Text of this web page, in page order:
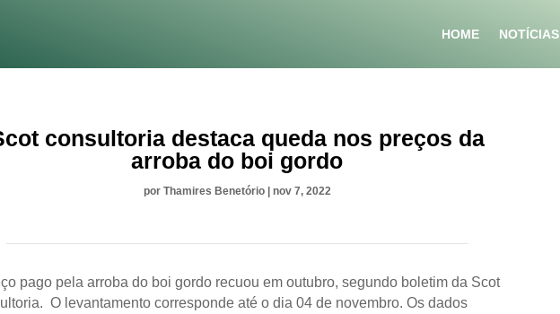
HOME NOTÍCIAS
consultoria destaca queda nos preços da
arroba do boi gordo
por Thamires Benetório| nov 7, 2022
pago pela arroba do boi gordo recuou em outubro, segundo boletim da Scot
O levantamento corresponde até o dia 04 de novembro. Os dados